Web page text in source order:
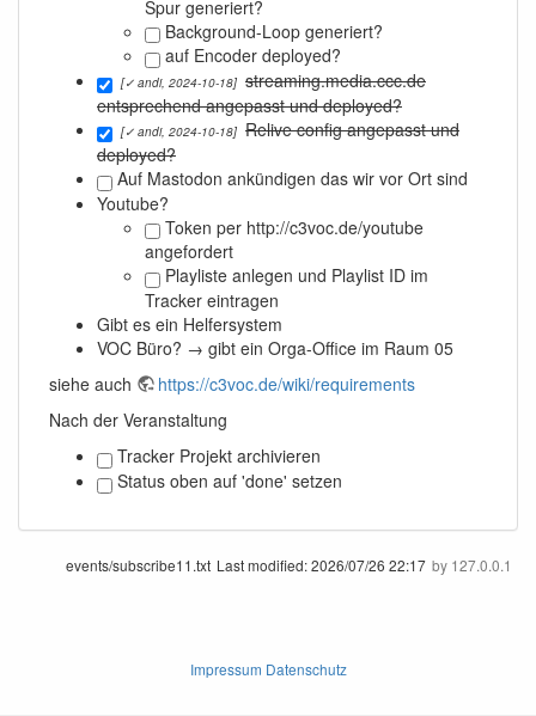
Spur generiert?
Background-Loop generiert?
auf Encoder deployed?
[✓ andi, 2024-10-18] streaming.media.ccc.de
entsprechend angepasst und deployed?
[✓ andi, 2024-10-18] Relive config angepasst und
deployed?
Auf Mastodon ankündigen das wir vor Ort sind
Youtube?
Token per http://c3voc.de/youtube
angefordert
Playliste anlegen und Playlist ID im
Tracker eintragen
Gibt es ein Helfersystem
VOC Büro? → gibt ein Orga-Office im Raum 05
siehe auch
https://c3voc.de/wiki/requirements
Nach der Veranstaltung
Tracker Projekt archivieren
Status oben auf 'done' setzen
events/subscribe11.txt Last modified:2026/07/26 22:17 by 127.0.0.1
Impressum Datenschutz